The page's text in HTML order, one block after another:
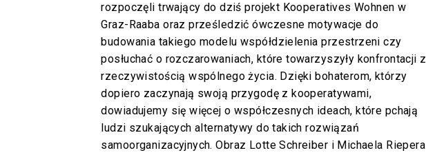
rozpoczęli trwający do dziś projekt Kooperatives Wohnen w
Graz-Raaba oraz prześledzić ówczesne motywacje do
budowania takiego modelu współdzielenia przestrzeni czy
posłuchać o rozczarowaniach, które towarzyszyły konfrontacji z
rzeczywistością wspólnego życia. Dzięki bohaterom, którzy
dopiero zaczynają swoją przygodę z kooperatywami,
dowiadujemy się więcej o współczesnych ideach, które pchają
ludzi szukających alternatywy do takich rozwiązań
samoorganizacyjnych. Obraz Lotte Schreiber i Michaela Riepera